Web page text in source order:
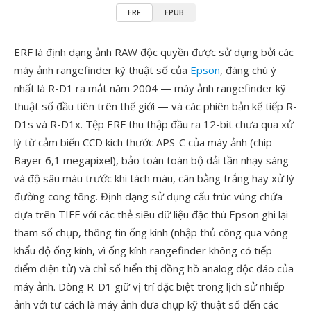
ERF EPUB
ERF là định dạng ảnh RAW độc quyền được sử dụng bởi các
máy ảnh rangefinder kỹ thuật số của Epson, đáng chú ý
nhất là R-D1 ra mắt năm 2004 — máy ảnh rangefinder kỹ
thuật số đầu tiên trên thế giới — và các phiên bản kế tiếp R-
D1s và R-D1x. Tệp ERF thu thập đầu ra 12-bit chưa qua xử
lý từ cảm biến CCD kích thước APS-C của máy ảnh (chip
Bayer 6,1 megapixel), bảo toàn toàn bộ dải tần nhạy sáng
và độ sâu màu trước khi tách màu, cân bằng trắng hay xử lý
đường cong tông. Định dạng sử dụng cấu trúc vùng chứa
dựa trên TIFF với các thẻ siêu dữ liệu đặc thù Epson ghi lại
tham số chụp, thông tin ống kính (nhập thủ công qua vòng
khẩu độ ống kính, vì ống kính rangefinder không có tiếp
điểm điện tử) và chỉ số hiển thị đồng hồ analog độc đáo của
máy ảnh. Dòng R-D1 giữ vị trí đặc biệt trong lịch sử nhiếp
ảnh với tư cách là máy ảnh đưa chụp kỹ thuật số đến các